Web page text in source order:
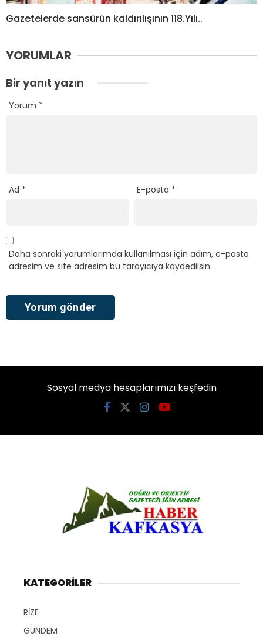
Gazetelerde sansürün kaldırılışının 118.Yılı..
YORUMLAR
Bir yanıt yazın
Yorum *
Ad * E-posta *
Daha sonraki yorumlarımda kullanılması için adım, e-posta
adresim ve site adresim bu tarayıcıya kaydedilsin.
Sosyal medya hesaplarımızı keşfedin
KATEGORİLER
RİZE
GÜNDEM